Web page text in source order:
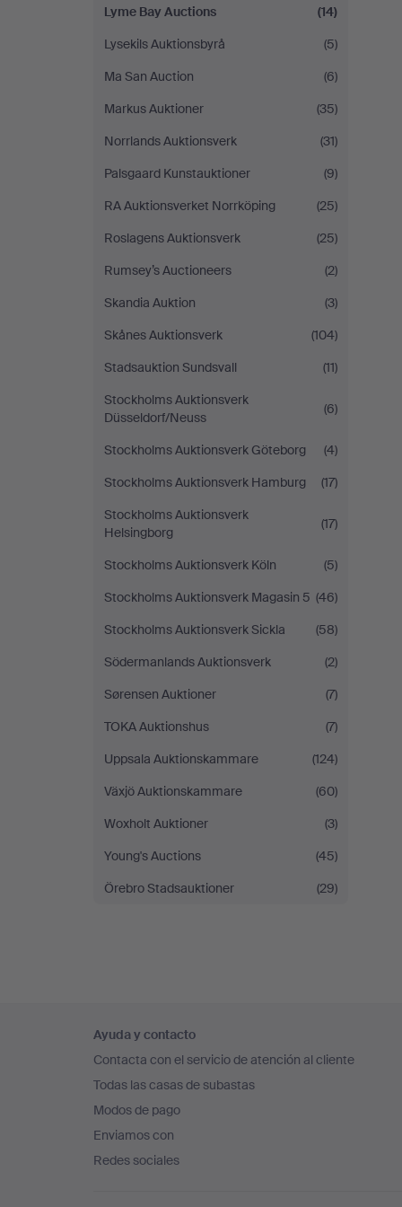
Lyme Bay Auctions
(14)
Lysekils Auktionsbyrå
(5)
Ma San Auction
(6)
Markus Auktioner
(35)
Norrlands Auktionsverk
(31)
Palsgaard Kunstauktioner
(9)
RA Auktionsverket Norrköping
(25)
Roslagens Auktionsverk
(25)
Rumsey’s Auctioneers
(2)
Skandia Auktion
(3)
Skånes Auktionsverk
(104)
Stadsauktion Sundsvall
(11)
Stockholms Auktionsverk
Düsseldorf/Neuss
(6)
Stockholms Auktionsverk Göteborg
(4)
Stockholms Auktionsverk Hamburg
(17)
Stockholms Auktionsverk
Helsingborg
(17)
Stockholms Auktionsverk Köln
(5)
Stockholms Auktionsverk Magasin 5 (46)
Stockholms Auktionsverk Sickla
(58)
Södermanlands Auktionsverk
(2)
Sørensen Auktioner
(7)
TOKA Auktionshus
(7)
Uppsala Auktionskammare
(124)
Växjö Auktionskammare
(60)
Woxholt Auktioner
(3)
Young's Auctions
(45)
Örebro Stadsauktioner
(29)
en
el
pie
de
página
Ayuda y contacto
Contacta con el servicio de atención al cliente
Todas las casas de subastas
Modos de pago
Enviamos con
Redes sociales